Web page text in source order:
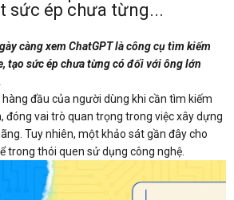
sức ép chưa từng...
càng xem ChatGPT là công cụ tìm kiếm
tạo sức ép chưa từng có đối với ông lớn
đầu của người dùng khi cần tìm kiếm
đóng vai trò quan trọng trong việc xây dựng
Tuy nhiên, một khảo sát gần đây cho
trong thói quen sử dụng công nghệ.